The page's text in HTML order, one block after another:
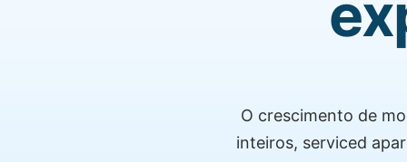
O crescimento de
inteiros, serviced